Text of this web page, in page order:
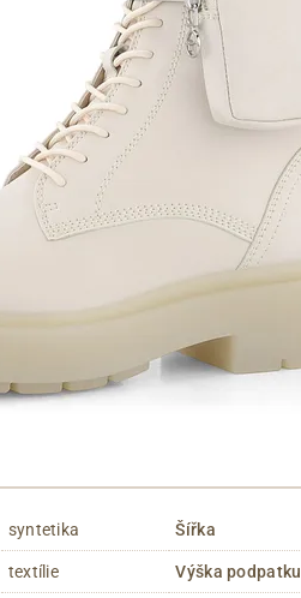
syntetika
textílie
Šířka
Výška podpatku